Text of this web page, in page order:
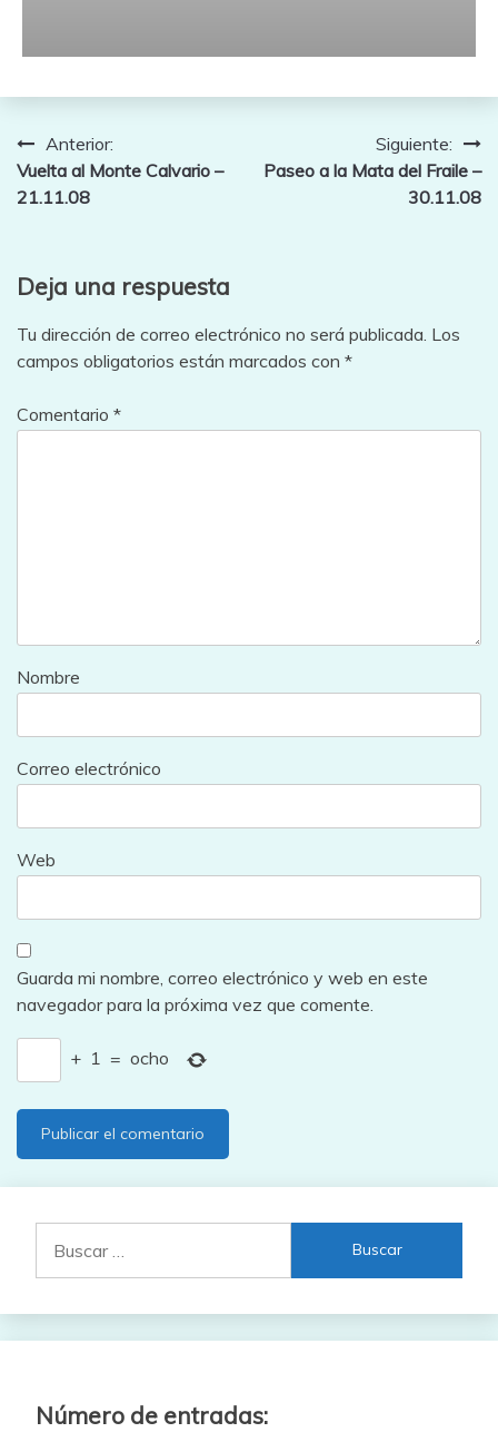
Navegación
de
Anterior:
Vuelta al Monte Calvario –
21.11.08
Siguiente:
Paseo a la Mata del Fraile –
30.11.08
Deja una respuesta
Tu dirección de correo electrónico no será publicada. Los
campos obligatorios están marcados con *
Comentario *
Nombre
Correo electrónico
Web
Guarda mi nombre, correo electrónico y web en este
navegador para la próxima vez que comente.
+ 1 = ocho
Número de entradas: